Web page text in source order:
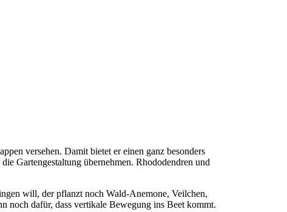
versehen. Damit bietet er einen ganz besonders
Gartengestaltung übernehmen. Rhododendren und
will, der pflanzt noch Wald-Anemone, Veilchen,
noch dafür, dass vertikale Bewegung ins Beet kommt.